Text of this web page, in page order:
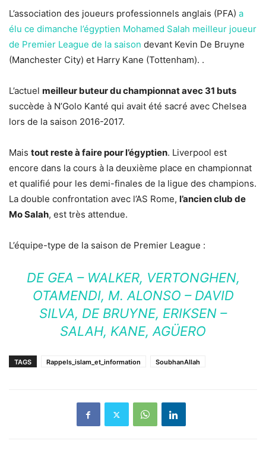
L’association des joueurs professionnels anglais (PFA) a
élu ce dimanche l’égyptien Mohamed Salah meilleur joueur
de Premier League de la saison devant Kevin De Bruyne
(Manchester City) et Harry Kane (Tottenham). .
L’actuel meilleur buteur du championnat avec 31 buts
succède à N’Golo Kanté qui avait été sacré avec Chelsea
lors de la saison 2016-2017.
Mais tout reste à faire pour l’égyptien. Liverpool est
encore dans la cours à la deuxième place en championnat
et qualifié pour les demi-finales de la ligue des champions.
La double confrontation avec l’AS Rome, l’ancien club de
Mo Salah, est très attendue.
L’équipe-type de la saison de Premier League :
DE GEA – WALKER, VERTONGHEN,
OTAMENDI, M. ALONSO – DAVID
SILVA, DE BRUYNE, ERIKSEN –
SALAH, KANE, AGÜERO
TAGS Rappels_islam_et_information SoubhanAllah